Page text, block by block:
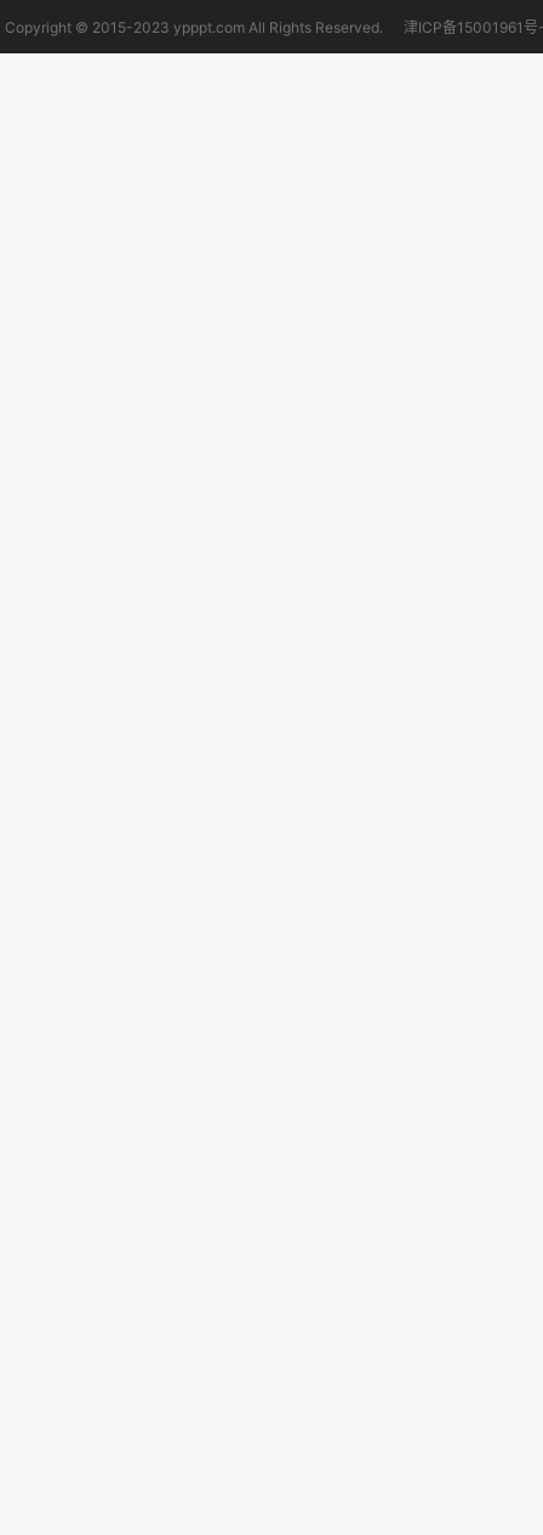
Copyright © 2015-2023 ypppt.com All Rights Reserved. 津ICP备15001961号